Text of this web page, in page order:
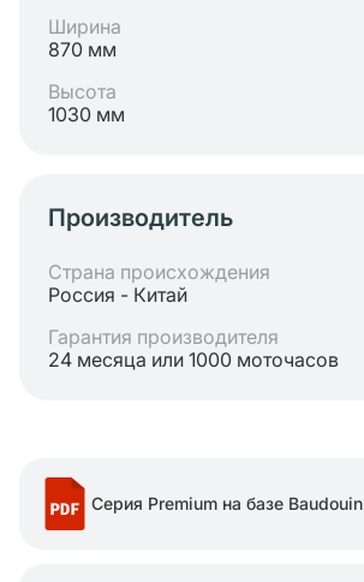
Ширина
870 мм
Высота
1030 мм
Производитель
Страна происхождения
Россия - Китай
Гарантия производителя
24 месяца или 1000 моточасов
Серия Premium на базе Baudouin